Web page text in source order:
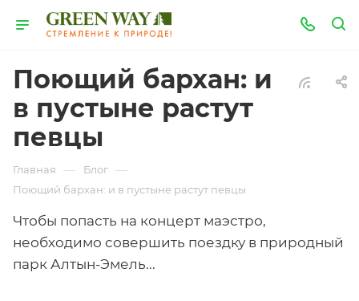
Поющий бархан: и
в пустыне растут
певцы
Главная — Блог —
Поющий бархан: и в пустыне растут певцы
Чтобы попасть на концерт маэстро,
необходимо совершить поездку в природный
парк Алтын-Эмель...